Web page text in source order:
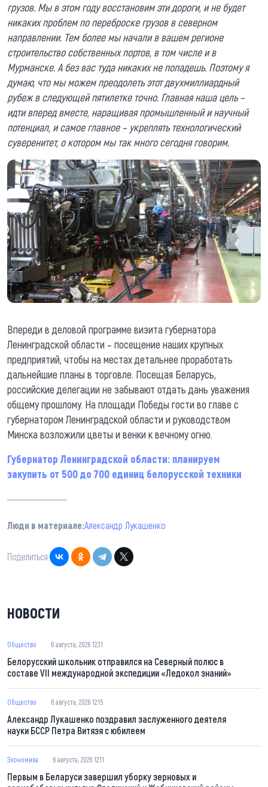
грузов. Мы в этом году восстановим эти дороги, и не будет
никаких проблем по переброске грузов в северном
направлении. Тем более мы начали в вашем регионе
строительство собственных портов, в том числе и в
Мурманске. А без вас туда никаких не попадешь. Поэтому я
думаю, что мы можем преодолеть этот двухмиллиардный
рубеж в следующей пятилетке точно. Главная наша цель –
идти вперед вместе, наращивая промышленный и научный
потенциал, и самое главное – укреплять технологический
суверенитет,о котором мы так много сегодня говорим.
Впереди в деловой программе визита губернатора
Ленинградской области – посещение наших крупных
предприятий, чтобы на местах детальнее проработать
дальнейшие планы в торговле. Посещая Беларусь,
российские делегации не забывают отдать дань уважения
общему прошлому. На площади Победы гости во главе с
губернатором Ленинградской области и руководством
Минска возложили цветы и венки к вечному огню.
Губернатор Ленинградской области: планируем
закупить от 500 до 700 единиц белорусской техники
Люди в материале:Александр Лукашенко
Поделиться:
НОВОСТИ
Общество 6 августа, 2026 12:31
Белорусский школьник отправился на Северный полюс в
составе VII международной экспедиции «Ледокол знаний»
Общество 6 августа, 2026 12:15
Александр Лукашенко поздравил заслуженного деятеля
науки БССР Петра Витязя с юбилеем
Экономика 6 августа, 2026 12:11
Первым в Беларуси завершил уборку зерновых и